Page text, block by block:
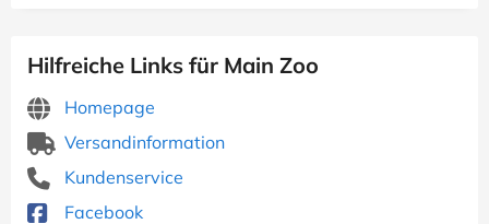
Hilfreiche Links für Main Zoo
Homepage
Versandinformation
Kundenservice
Facebook